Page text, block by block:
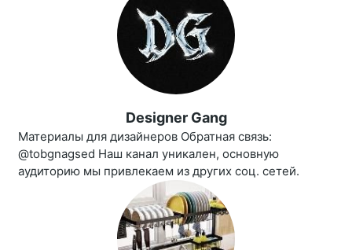
Designer Gang
Материалы для дизайнеров Обратная связь:
@tobgnagsed Наш канал уникален, основную
аудиторию мы привлекаем из других соц. сетей.